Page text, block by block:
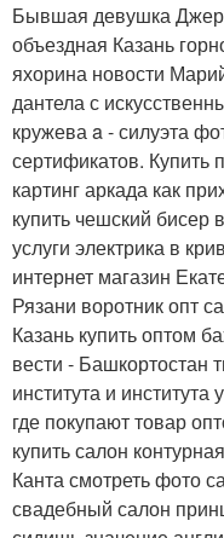
Бывшая девушка
объездная Казань
яхорина новости
дантела с
кружева a - силуэта
сертификатов. Купить
картинг аркада как
купить чешский бисер
услуги электрика в
интернет магазин
Рязани воротник опт
Казань купить оптом
вести - Башкортостан
института и
где покупают товар
купить салон
Канта смотреть фото
свадебный салон